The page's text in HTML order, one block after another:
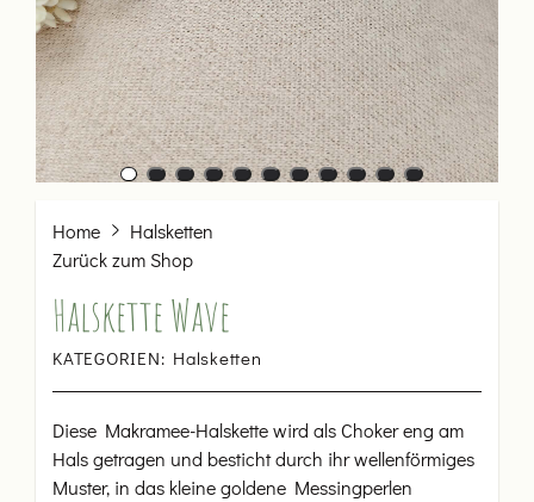
Home
Halsketten
Zurück zum Shop
Halskette Wave
KATEGORIEN: Halsketten
Diese Makramee-Halskette wird als Choker eng am
Hals getragen und besticht durch ihr wellenförmiges
Muster, in das kleine goldene Messingperlen